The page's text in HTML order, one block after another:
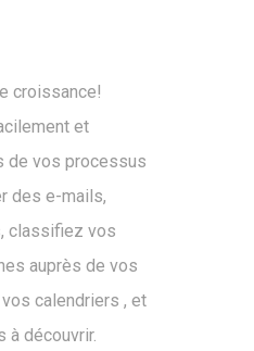
croissance!
et
de vos processus
des e-mails,
classifiez vos
auprès de vos
calendriers , et
à découvrir.